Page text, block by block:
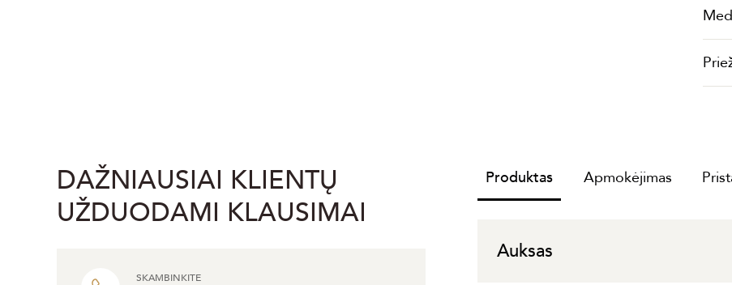
DAŽNIAUSIAI KLIENTŲ
UŽDUODAMI KLAUSIMAI
SKAMBINKITE
Produktas Apmokėjimas
Auksas